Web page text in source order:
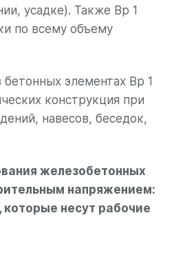
усадке). Также Вр 1
по всему объему
элементах Вр 1
конструкция при
навесов, беседок,
железобетонных
напряжением:
которые несут рабочие